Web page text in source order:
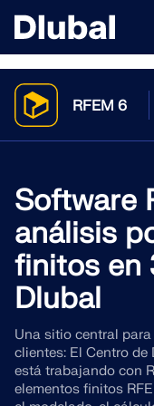
Soluciones
Sectores
Áreas de
Normas
Servicios en
Productos
RFEM 6
necesita para sus
Soporte
Soporte
Formación
Servicio
Novedades
Novedades
Formación
Recursos
Descargar
Formación
RFEM 6
Software
análisis
finitos en
Dlubal
Una sitio central
clientes: El Centro
está trabajando con
elementos finitos